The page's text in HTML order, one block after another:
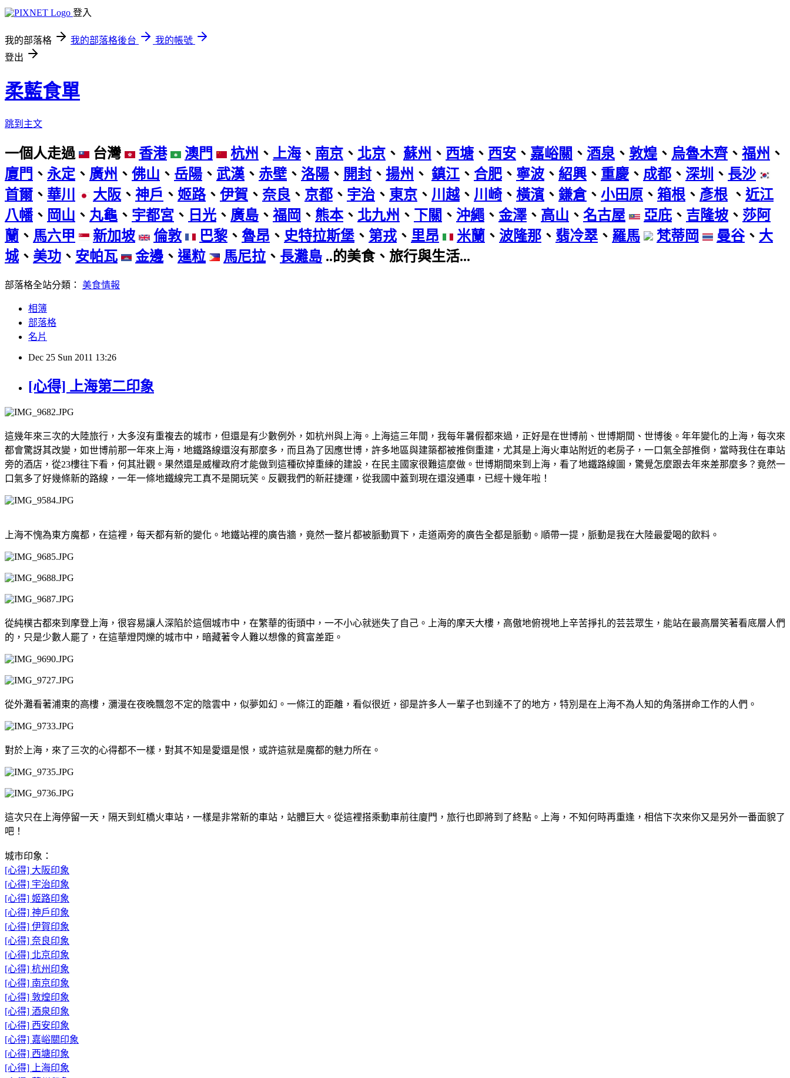
登入
我的部落格 我的部落格後台
我的帳號
登出
柔藍食單
跳到主文
一個人走過 台灣 香港 澳門 杭州 、 上海、 南京 、 北京 、 蘇州 、 西塘 、 西安 、 嘉峪關 、 酒泉 、 敦煌 、 烏魯木齊、 福州 、
廈門 、 永定 、 廣州 、 佛山 、 岳陽 、 武漢 、 赤壁 、 洛陽 、 開封 、 揚州 、 鎮江 、 合肥 、 寧波 、 紹興 、 重慶、 成都 、 深圳 、 長沙
首爾、 華川 大阪 、 神戶 、 姬路、 伊賀 、 奈良 、 京都 、 宇治 、 東京 、 川越 、 川崎 、 橫濱 、 鎌倉、 小田原 、 箱根 、 彥根 、 近江
八幡 、 岡山 、 丸龜 、 宇都宮 、 日光 、 廣島 、 福岡 、 熊本、 北九州 、 下關 、 沖繩 、 金澤 、 高山 、 名古屋 亞庇 、 吉隆坡 、 莎阿
蘭 、 馬六甲 新加坡 倫敦 巴黎、 魯昂 、 史特拉斯堡 、 第戎 、 里昂 米蘭 、 波隆那 、 翡冷翠 、 羅馬 梵蒂岡 曼谷、 大
城、 美功 、 安帕瓦 金邊 、 暹粒 馬尼拉 、 長灘島 ..的美食、旅行與生活...
部落格全站分類： 美食情報
相簿
部落格
名片
Dec 25 Sun 2011 13:26
[心得] 上海第二印象
這幾年來三次的大陸旅行，大多沒有重複去的城市，但還是有少數例外，如杭州與上海。上海這三年間，我每年暑假都來過，正好是在世博前、世博期間、世博後。年年變化的上海，每次來
都會驚訝其改變，如世博前那一年來上海，地鐵路線還沒有那麼多，而且為了因應世博，許多地區與建築都被推倒重建，尤其是上海火車站附近的老房子，一口氣全部推倒，當時我住在車站
旁的酒店，從23樓往下看，何其壯觀。果然還是威權政府才能做到這種砍掉重練的建設，在民主國家很難這麼做。世博期間來到上海，看了地鐵路線圖，驚覺怎麼跟去年來差那麼多？竟然一
口氣多了好幾條新的路線，一年一條地鐵線完工真不是開玩笑。反觀我們的新莊捷運，從我國中蓋到現在還沒通車，已經十幾年啦！
上海不愧為東方魔都，在這裡，每天都有新的變化。地鐵站裡的廣告牆，竟然一整片都被脈動買下，走道兩旁的廣告全都是脈動。順帶一提，脈動是我在大陸最愛喝的飲料。
從純樸古都來到摩登上海，很容易讓人深陷於這個城市中，在繁華的街頭中，一不小心就迷失了自己。上海的摩天大樓，高傲地俯視地上辛苦掙扎的芸芸眾生，能站在最高層笑著看底層人們
的，只是少數人罷了，在這華燈閃爍的城市中，暗藏著令人難以想像的貧富差距。
從外灘看著浦東的高樓，瀰漫在夜晚飄忽不定的陰雲中，似夢如幻。一條江的距離，看似很近，卻是許多人一輩子也到達不了的地方，特別是在上海不為人知的角落拼命工作的人們。
對於上海，來了三次的心得都不一樣，對其不知是愛還是恨，或許這就是魔都的魅力所在。
這次只在上海停留一天，隔天到虹橋火車站，一樣是非常新的車站，站體巨大。從這裡搭乘動車前往廈門，旅行也即將到了終點。上海，不知何時再重逢，相信下次來你又是另外一番面貌了
吧！
城市印象：
[心得] 大阪印象
[心得] 宇治印象
[心得] 姬路印象
[心得] 神戶印象
[心得] 伊賀印象
[心得] 奈良印象
[心得] 北京印象
[心得] 杭州印象
[心得] 南京印象
[心得] 敦煌印象
[心得] 酒泉印象
[心得] 西安印象
[心得] 嘉峪關印象
[心得] 西塘印象
[心得] 上海印象